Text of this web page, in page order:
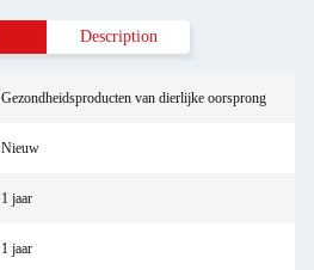
Description
Gezondheidsproducten van dierlijke oorsprong
Nieuw
1 jaar
1 jaar